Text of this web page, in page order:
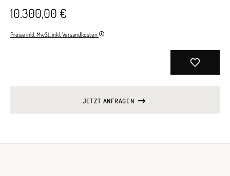
10.300,00 €
Preise inkl. MwSt. inkl. Versandkosten
JETZT ANFRAGEN